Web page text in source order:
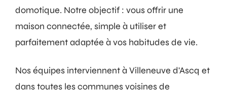
domotique. Notre objectif : vous offrir une
maison connectée, simple à utiliser et
parfaitement adaptée à vos habitudes de vie.
Nos équipes interviennent à Villeneuve d'Ascq et
dans toutes les communes voisines de